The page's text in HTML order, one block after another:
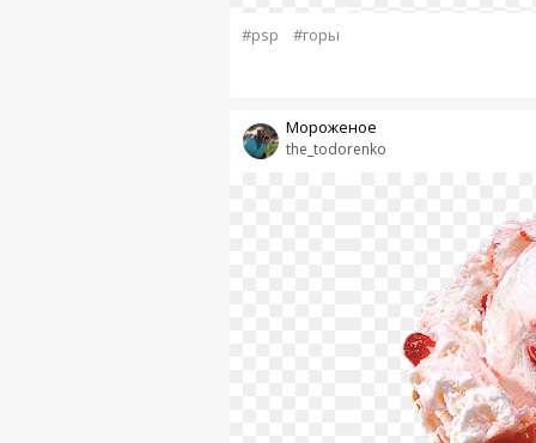
#psp #горы
the_todorenko
Мороженое